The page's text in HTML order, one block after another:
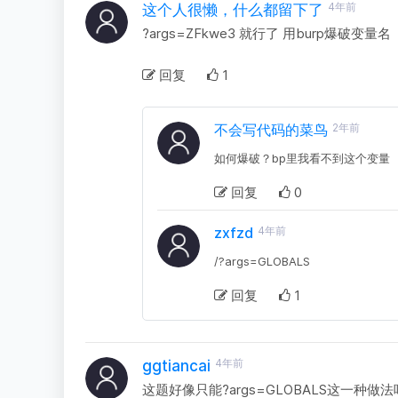
这个人很懒，什么都留下了 4年前
?args=ZFkwe3 就行了 用burp爆破变量名
回复 1
不会写代码的菜鸟 2年前
如何爆破？bp里我看不到这个变量
回复 0
zxfzd 4年前
/?args=GLOBALS
回复 1
ggtiancai 4年前
这题好像只能?args=GLOBALS这一种做法